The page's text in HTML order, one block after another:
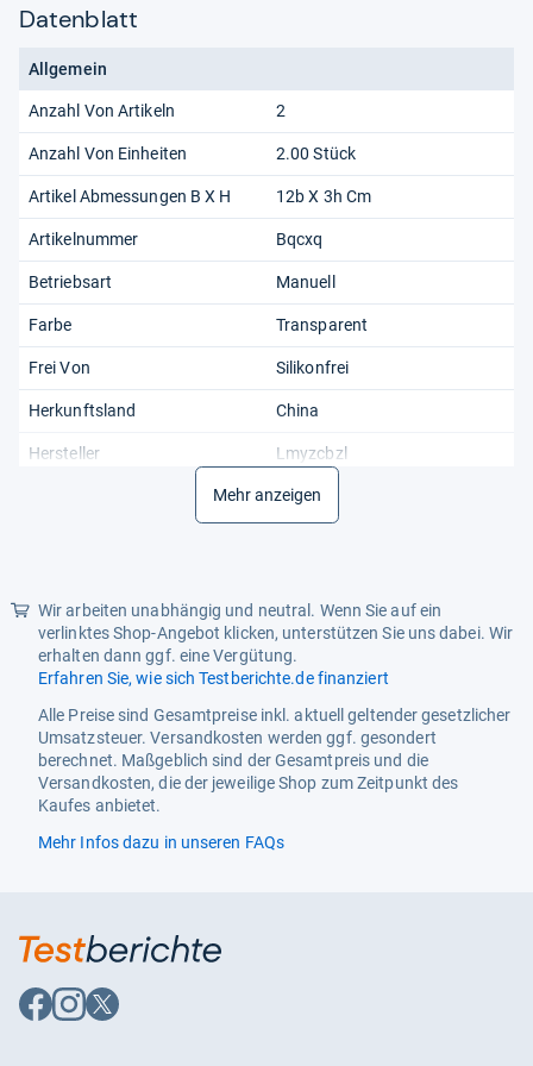
Datenblatt
Allgemein
Anzahl Von Artikeln 2
Anzahl Von Einheiten 2.00 Stück
Artikel Abmessungen B X H 12b X 3h Cm
Artikelnummer Bqcxq
Betriebsart Manuell
Farbe Transparent
Frei Von Silikonfrei
Herkunftsland China
Hersteller Lmyzcbzl
4,5 4,5 Von 5 Sternen
Material Typ Frei Silikonfrei
Modellkompatibilität Details In Description
Produktabmessungen 12 X 12 X 3 Cm; 30 Gramm
Produktart Details In Description
Produktpflegeanweisungen
Handwäsche Und Trocknung
Mehr anzeigen
Wir arbeiten unabhängig und neutral. Wenn Sie auf ein
verlinktes Shop-Angebot klicken, unterstützen Sie uns dabei. Wir
erhalten dann ggf. eine Vergütung.
Erfahren Sie, wie sich Testberichte.de finanziert
Alle Preise sind Gesamtpreise inkl. aktuell geltender gesetzlicher
Umsatzsteuer. Versandkosten werden ggf. gesondert
berechnet. Maßgeblich sind der Gesamtpreis und die
Versandkosten, die der jeweilige Shop zum Zeitpunkt des
Kaufes anbietet.
Mehr Infos dazu in unseren FAQs
Auf
Facebook
Auf
Instagram
Auf
X